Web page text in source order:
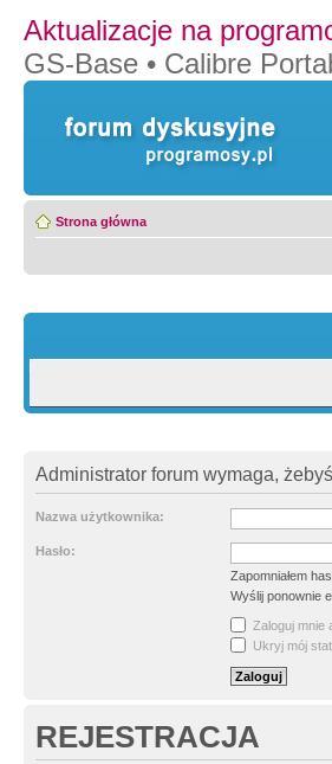
Aktualizacje na
GS-Base • Calibre
Strona główna
Administrator forum wymaga,
Nazwa użytkownika:
Hasło:
Zapomniałem
Wyślij ponownie
Zaloguj mnie
Ukryj mój
REJESTRACJA